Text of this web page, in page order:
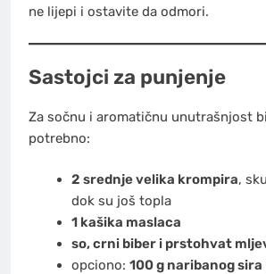
ne lijepi i ostavite da odmori.
Sastojci za punjenje
Za sočnu i aromatičnu unutrašnjost
potrebno:
2 srednje velika krompira,
dok su još topla
1 kašika maslaca
so, crni biber i prstohvat
opciono: 100 g naribanog sira